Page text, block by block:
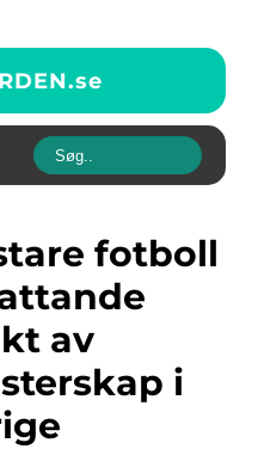
se
av
i